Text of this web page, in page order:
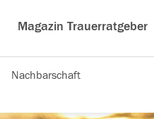
Magazin Trauerratgeber
Nachbarschaft